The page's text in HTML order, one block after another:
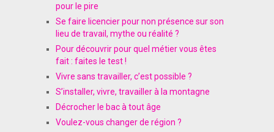
pour le pire
Se faire licencier pour non présence sur son
lieu de travail, mythe ou réalité ?
Pour découvrir pour quel métier vous êtes
fait : faites le test !
Vivre sans travailler, c’est possible ?
S’installer, vivre, travailler à la montagne
Décrocher le bac à tout âge
Voulez-vous changer de région ?